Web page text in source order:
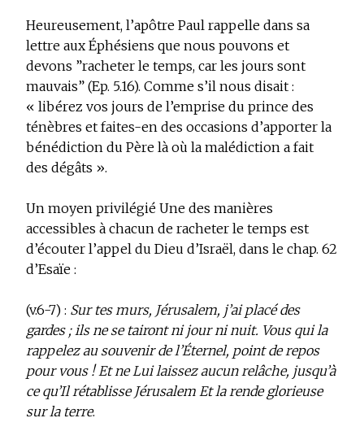
Heureusement, l’apôtre Paul rappelle dans sa
lettre aux Éphésiens que nous pouvons et
devons ”racheter le temps, car les jours sont
mauvais” (Ep. 5.16). Comme s’il nous disait :
« libérez vos jours de l’emprise du prince des
ténèbres et faites-en des occasions d’apporter la
bénédiction du Père là où la malédiction a fait
des dégâts ».
Un moyen privilégié Une des manières
accessibles à chacun de racheter le temps est
d’écouter l’appel du Dieu d’Israël, dans le chap. 62
d’Esaïe :
(v.6-7) : Sur tes murs, Jérusalem, j’ai placé des
gardes ; ils ne se tairont ni jour ni nuit. Vous qui la
rappelez au souvenir de l’Éternel, point de repos
pour vous ! Et ne Lui laissez aucun relâche, jusqu’à
ce qu’Il rétablisse Jérusalem Et la rende glorieuse
sur la terre.